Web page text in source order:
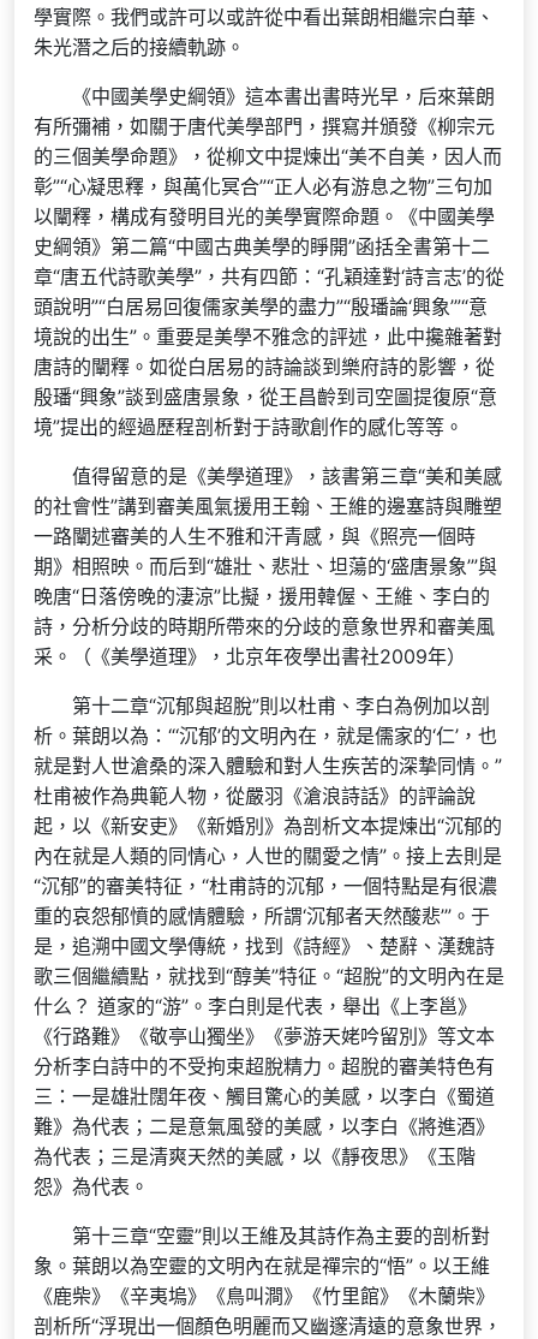
學實際。我們或許可以或許從中看出葉朗相繼宗白華、
朱光潛之后的接續軌跡。
《中國美學史綱領》這本書出書時光早，后來葉朗
有所彌補，如關于唐代美學部門，撰寫并頒發《柳宗元
的三個美學命題》，從柳文中提煉出“美不自美，因人而
彰”“心凝思釋，與萬化冥合”“正人必有游息之物”三句加
以闡釋，構成有發明目光的美學實際命題。《中國美學
史綱領》第二篇“中國古典美學的睜開”函括全書第十二
章“唐五代詩歌美學”，共有四節：“孔穎達對‘詩言志’的從
頭說明”“白居易回復儒家美學的盡力”“殷璠論‘興象’”“意
境說的出生”。重要是美學不雅念的評述，此中攙雜著對
唐詩的闡釋。如從白居易的詩論談到樂府詩的影響，從
殷璠“興象”談到盛唐景象，從王昌齡到司空圖提復原“意
境”提出的經過歷程剖析對于詩歌創作的感化等等。
值得留意的是《美學道理》，該書第三章“美和美感
的社會性”講到審美風氣援用王翰、王維的邊塞詩與雕塑
一路闡述審美的人生不雅和汗青感，與《照亮一個時
期》相照映。而后到“雄壯、悲壯、坦蕩的‘盛唐景象’”與
晚唐“日落傍晚的淒涼”比擬，援用韓偓、王維、李白的
詩，分析分歧的時期所帶來的分歧的意象世界和審美風
采。（《美學道理》，北京年夜學出書社2009年）
第十二章“沉郁與超脫”則以杜甫、李白為例加以剖
析。葉朗以為：“‘沉郁’的文明內在，就是儒家的‘仁’，也
就是對人世滄桑的深入體驗和對人生疾苦的深摯同情。”
杜甫被作為典範人物，從嚴羽《滄浪詩話》的評論說
起，以《新安吏》《新婚別》為剖析文本提煉出“沉郁的
內在就是人類的同情心，人世的關愛之情”。接上去則是
“沉郁”的審美特征，“杜甫詩的沉郁，一個特點是有很濃
重的哀怨郁憤的感情體驗，所謂‘沉郁者天然酸悲’”。于
是，追溯中國文學傳統，找到《詩經》、楚辭、漢魏詩
歌三個繼續點，就找到“醇美”特征。“超脫”的文明內在是
什么？ 道家的“游”。李白則是代表，舉出《上李邕》
《行路難》《敬亭山獨坐》《夢游天姥吟留別》等文本
分析李白詩中的不受拘束超脫精力。超脫的審美特色有
三：一是雄壯闊年夜、觸目驚心的美感，以李白《蜀道
難》為代表；二是意氣風發的美感，以李白《將進酒》
為代表；三是清爽天然的美感，以《靜夜思》《玉階
怨》為代表。
第十三章“空靈”則以王維及其詩作為主要的剖析對
象。葉朗以為空靈的文明內在就是禪宗的“悟”。以王維
《鹿柴》《辛夷塢》《鳥叫澗》《竹里館》《木蘭柴》
剖析所“浮現出一個顏色明麗而又幽邃清遠的意象世界，